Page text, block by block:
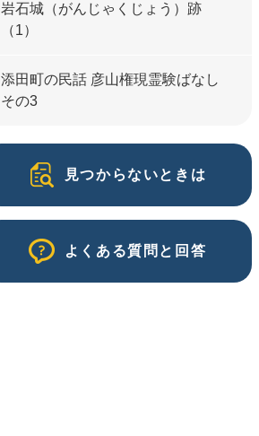
岩石城（がんじゃくじょう）跡
（1）
添田町の民話 彦山権現霊験ばなし
その3
見つからないときは
よくある質問と回答